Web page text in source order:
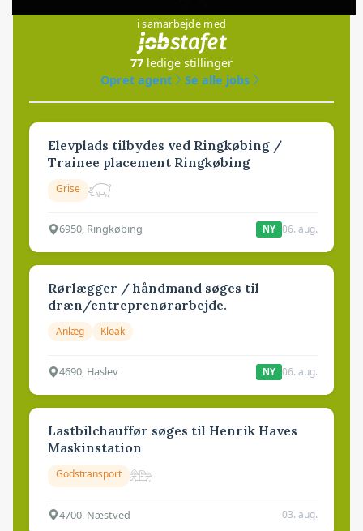
i samarbejde med
77 ledige stillinger
Opret agent
Se alle jobs
Elevplads tilbydes ved Ringkøbing /
Trainee placement Ringkøbing
Grise
6950, Ringkøbing NY 06. aug.
Rørlægger / håndmand søges til
dræn/entreprenørarbejde.
Anlæg Kloak
4690, Haslev NY 06. aug.
Lastbilchauffør søges til Henrik Haves
Maskinstation
Godstransport
4700, Næstved 03. aug.